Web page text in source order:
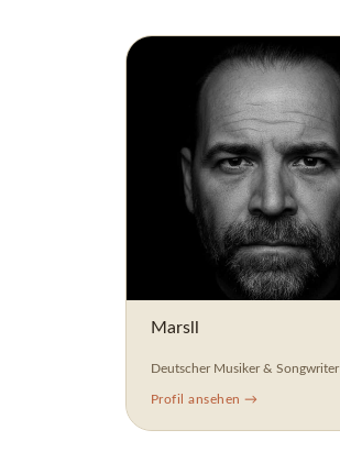
Marsll
Deutscher Musiker & Songwriter
Profil ansehen →